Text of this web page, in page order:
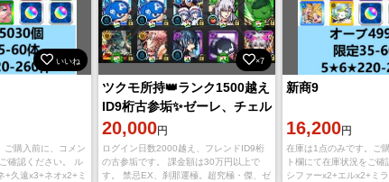
いいね
ご購入前に、コメン
確認ください。 ル
+久遠x3+ネオx2+ミ
×7
ツクモ所持👑ランク1500越え
ID9桁古参垢✨ゼーレ、チェル
ノ運極引退垢🌈環境キャラ多
数✨
20,000円
ログイン日数2000越え、フレンドID9桁
の古参垢です。 課金額は30万円以上で
す。 禁忌EX、刹那運極。超究極・傑、ゼ
新商9
16,200円
在庫は1点のみです。ご
ト欄にて在庫状況をご
シファーx2+エルx2+ミ